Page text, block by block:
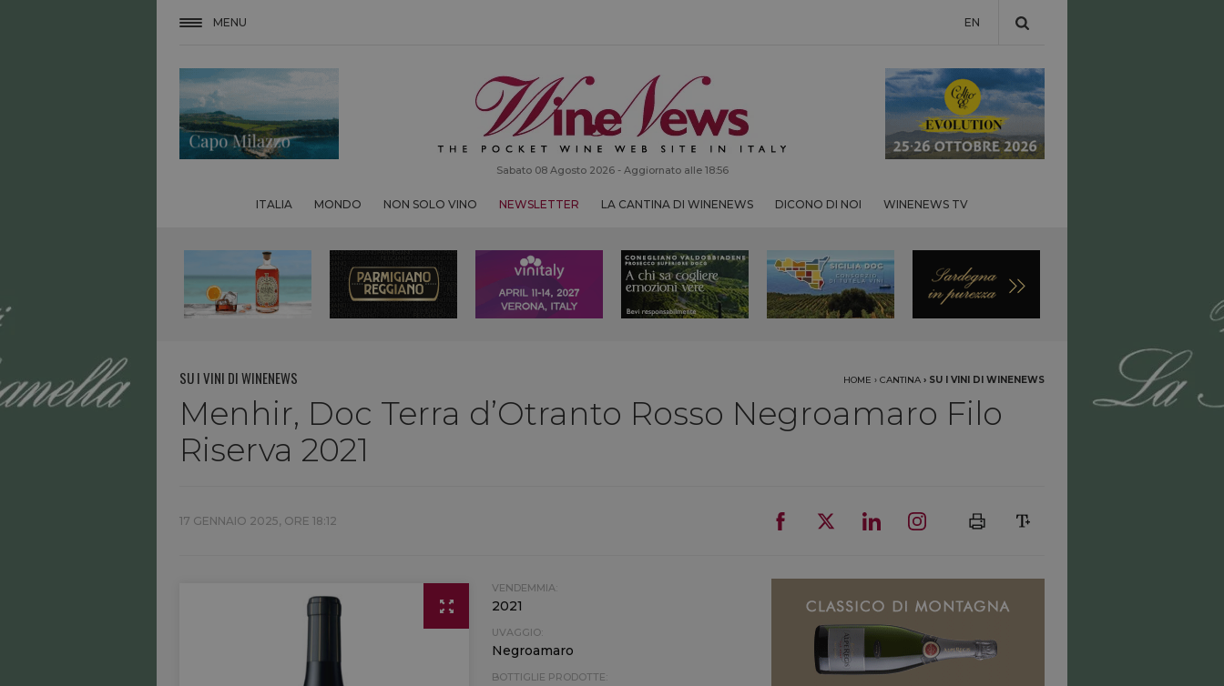
MENU EN
Sabato 08 Agosto 2026 - Aggiornato alle 18:56
ITALIA MONDO NON SOLO VINO NEWSLETTER LA CANTINA DI WINENEWS DICONO DI NOI WINENEWS TV
SU I VINI DI WINENEWS HOME › CANTINA › SU I VINI DI WINENEWS
Menhir, Doc Terra d’Otranto Rosso Negroamaro Filo
Riserva 2021
17 GENNAIO 2025, ORE 18:12
VENDEMMIA:
2021
UVAGGIO:
Negroamaro
BOTTIGLIE PRODOTTE: